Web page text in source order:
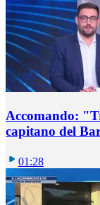
Accomando:
capitano del
01:28